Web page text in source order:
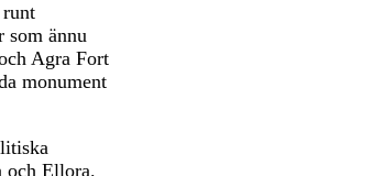
som ännu
Agra Fort
monument
och Ellora.